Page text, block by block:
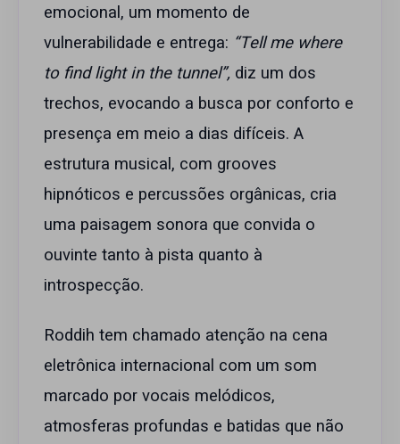
emocional, um momento de
vulnerabilidade e entrega: “Tell me where
to find light in the tunnel”, diz um dos
trechos, evocando a busca por conforto e
presença em meio a dias difíceis. A
estrutura musical, com grooves
hipnóticos e percussões orgânicas, cria
uma paisagem sonora que convida o
ouvinte tanto à pista quanto à
introspecção.
Roddih tem chamado atenção na cena
eletrônica internacional com um som
marcado por vocais melódicos,
atmosferas profundas e batidas que não